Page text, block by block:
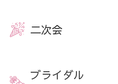
二次会
ブライダル